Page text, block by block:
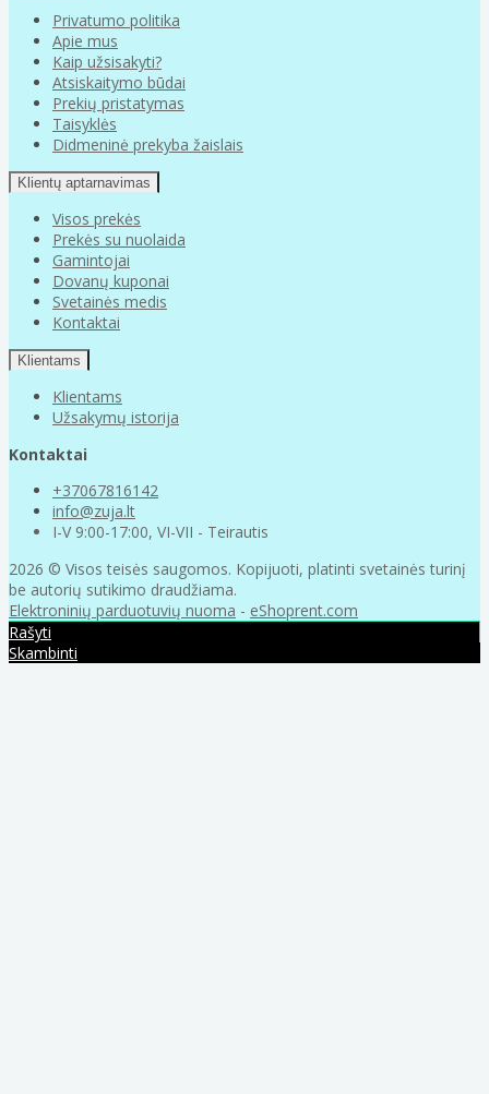
Privatumo politika
Apie mus
Kaip užsisakyti?
Atsiskaitymo būdai
Prekių pristatymas
Taisyklės
Didmeninė prekyba žaislais
Klientų aptarnavimas
Visos prekės
Prekės su nuolaida
Gamintojai
Dovanų kuponai
Svetainės medis
Kontaktai
Klientams
Klientams
Užsakymų istorija
Kontaktai
+37067816142
info@zuja.lt
I-V 9:00-17:00, VI-VII - Teirautis
2026 © Visos teisės saugomos. Kopijuoti, platinti svetainės turinį
be autorių sutikimo draudžiama.
Elektroninių parduotuvių nuoma - eShoprent.com
Rašyti
Skambinti